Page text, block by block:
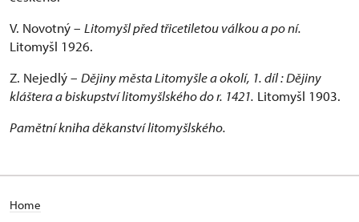
V. Novotný – Litomyšl před třicetiletou válkou a po ní.
Litomyšl 1926.
Z. Nejedlý – Dějiny města Litomyšle a okolí, 1. díl : Dějiny
kláštera a biskupství litomyšlského do r. 1421. Litomyšl 1903.
Pamětní kniha děkanství litomyšlského.
Home